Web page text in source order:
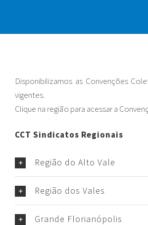
Disponibilizamos as Convenções
vigentes.
Clique na região para acessar a
CCT Sindicatos Regionais
Região do Alto Vale
Região dos Vales
Grande Florianópolis